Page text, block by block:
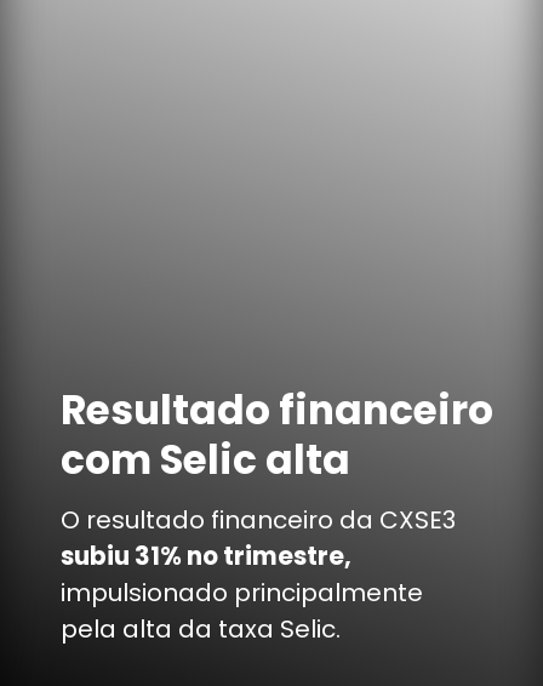
O resultado financeiro da CXSE3
subiu 31% no trimestre,
impulsionado principalmente
pela alta da taxa Selic.
Resultado financeiro
com Selic alta